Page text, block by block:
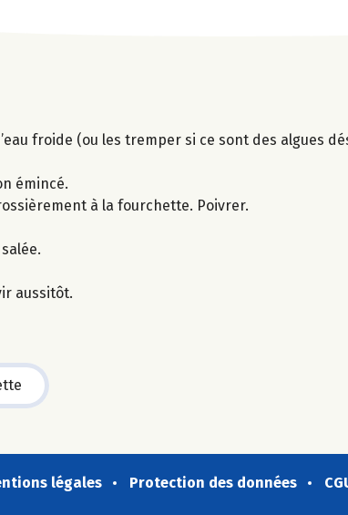
froide (ou les tremper si ce sont des algues
émincé.
à la fourchette. Poivrer.
aussitôt.
légales Protection des données